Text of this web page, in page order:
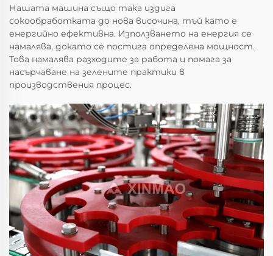
Нашата машина също така издига
сокообработката до нова височина, тъй като е
енергийно ефективна. Използването на енергия се
намалява, докато се постига определена мощност.
Това намалява разходите за работа и помага за
насърчаване на зелените практики в
производствения процес.